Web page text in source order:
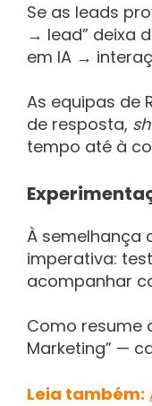
Se as leads
→ lead” deixa
em IA →
As equipas de
de resposta,
tempo até à
À semelhança
imperativa:
acompanhar
Como resume
Marketing” —
Leia também: